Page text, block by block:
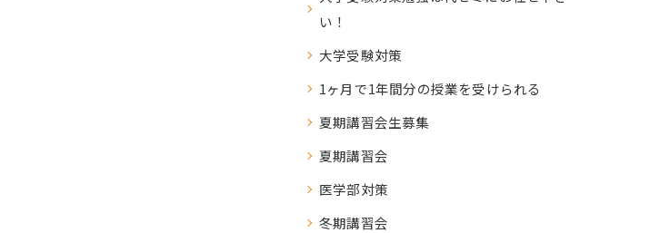
い！
大学受験対策
1ヶ月で1年間分の授業を受けられる
夏期講習会生募集
夏期講習会
医学部対策
冬期講習会